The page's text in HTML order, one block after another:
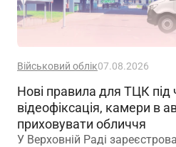
Військовий облік07.08.2026
Нові правила для ТЦК під
відеофіксація, камери в
приховувати обличчя
У Верховній Раді